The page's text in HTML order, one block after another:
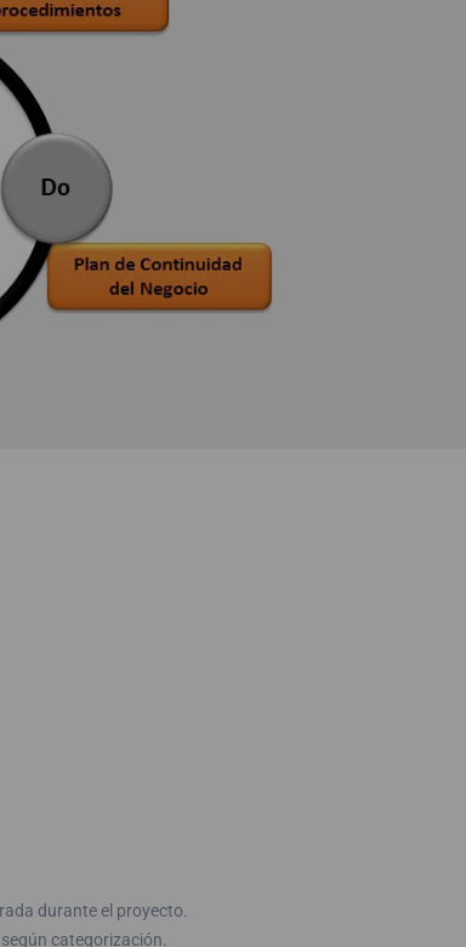
durante el proyecto.
categorización.